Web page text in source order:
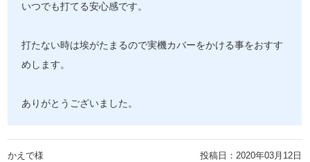
いつでも打てる安心感です。
打たない時は埃がたまるので実機カバーをかける事をおすす
めします。
ありがとうございました。
かえで様 投稿日：2020年03月12日